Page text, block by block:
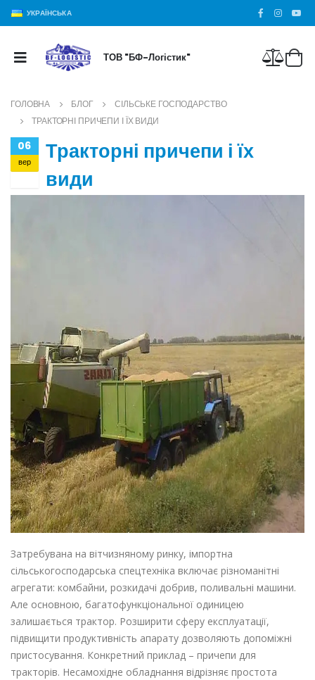
УКРАЇНСЬКА
ТОВ "БФ-Логістик"
ГОЛОВНА БЛОГ
СІЛЬСЬКЕ ГОСПОДАРСТВО
ТРАКТОРНІ ПРИЧЕПИ І ЇХ ВИДИ
06
вер
Тракторні причепи і їх
види
Затребувана на вітчизняному ринку, імпортна
сільськогосподарська спецтехніка включає різноманітні
агрегати: комбайни, розкидачі добрив, поливальні машини.
Але основною, багатофункціональної одиницею
залишається трактор. Розширити сферу експлуатації,
підвищити продуктивність апарату дозволяють допоміжні
пристосування. Конкретний приклад – причепи для
тракторів. Несамохідне обладнання відрізняє простота